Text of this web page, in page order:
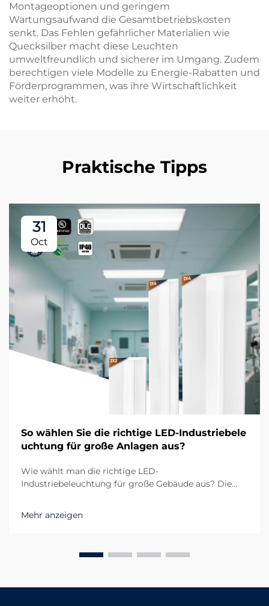
Montageoptionen und geringem
Wartungsaufwand die Gesamtbetriebskosten
senkt. Das Fehlen gefährlicher Materialien wie
Quecksilber macht diese Leuchten
umweltfreundlich und sicherer im Umgang. Zudem
berechtigen viele Modelle zu Energie-Rabatten und
Förderprogrammen, was ihre Wirtschaftlichkeit
weiter erhöht.
Praktische Tipps
31
Oct
So wählen Sie die richtige LED-Industriebele
uchtung für große Anlagen aus?
Wie wählt man die richtige LED-
Industriebeleuchtung für große Gebäude aus? Die
Industriebeleuchtung in Großanlagen Beim
Management großer Gebäude wie Lagerhallen,
Mehr anzeigen